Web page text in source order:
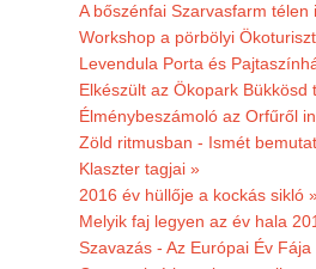
A bőszénfai Szarvasfarm
Workshop a pörbölyi
Levendula Porta és
Elkészült az Ökopark
Élménybeszámoló az Orfűről
Zöld ritmusban - Ismét
Klaszter tagjai »
2016 év hüllője a kockás sikló
Melyik faj legyen az év hala
Szavazás - Az Európai Év